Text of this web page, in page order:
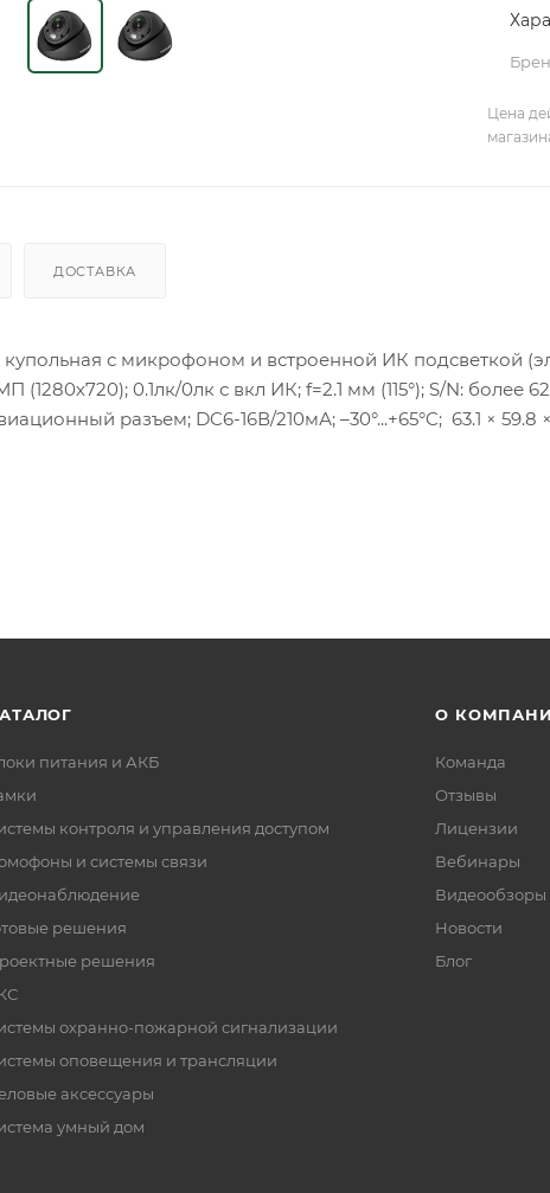
Цена
ДОСТАВКА
с микрофоном и встроенной ИК подсветкой
(1280х720); 0.1лк/0лк с вкл ИК; f=2.1 мм (115°); S/N: более
разъем; DC6-16В/210мА; –30°...+65°C; 63.1 ×
питания и АКБ
контроля и управления доступом
и системы связи
решения
решения
охранно-пожарной сигнализации
оповещения и трансляции
аксессуары
умный дом
О
Команда
Отзывы
Лицензии
Вебинары
Видеообзоры
Новости
Блог